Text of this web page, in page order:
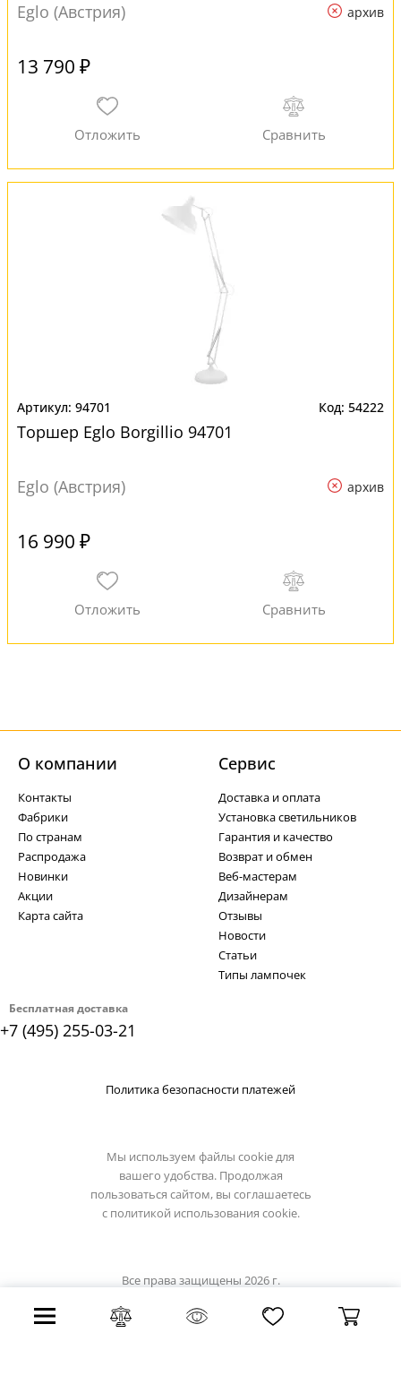
Eglo (Австрия)
архив
13 790 ₽
94701 54222
Торшер Eglo Borgillio 94701
Eglo (Австрия) архив
16 990 ₽
Бесплатная доставка
+7 (495) 255-03-21
О компании
Контакты
Фабрики
По странам
Распродажа
Новинки
Акции
Карта сайта
Cервис
Доставка и оплата
Установка светильников
Гарантия и качество
Возврат и обмен
Веб-мастерам
Дизайнерам
Отзывы
Новости
Статьи
Типы лампочек
Политика безопасности платежей
Мы используем файлы cookie для
вашего удобства. Продолжая
пользоваться сайтом, вы соглашаетесь
с политикой использования cookie.
Все права защищены 2026 г.